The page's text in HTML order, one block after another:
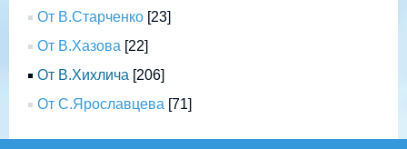
От В.Старченко [23]
От В.Хазова [22]
От В.Хихлича [206]
От С.Ярославцева [71]